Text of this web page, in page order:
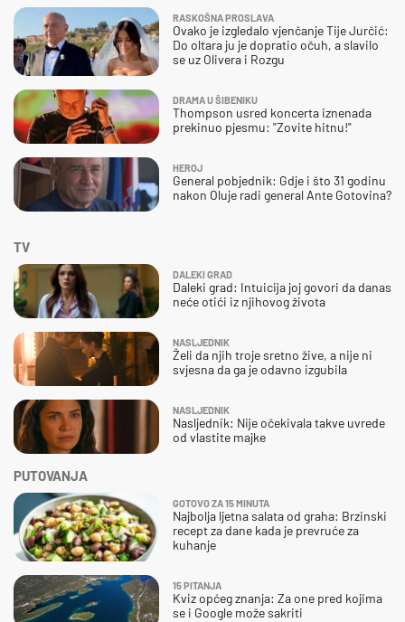
RASKOŠNA PROSLAVA
Ovako je izgledalo vjenčanje Tije Jurčić:
Do oltara ju je dopratio očuh, a slavilo
se uz Olivera i Rozgu
DRAMA U ŠIBENIKU
Thompson usred koncerta iznenada
prekinuo pjesmu: "Zovite hitnu!"
HEROJ
General pobjednik: Gdje i što 31 godinu
nakon Oluje radi general Ante Gotovina?
TV
DALEKI GRAD
Daleki grad: Intuicija joj govori da danas
neće otići iz njihovog života
NASLJEDNIK
Želi da njih troje sretno žive, a nije ni
svjesna da ga je odavno izgubila
NASLJEDNIK
Nasljednik: Nije očekivala takve uvrede
od vlastite majke
PUTOVANJA
GOTOVO ZA 15 MINUTA
Najbolja ljetna salata od graha: Brzinski
recept za dane kada je prevruće za
kuhanje
15 PITANJA
Kviz općeg znanja: Za one pred kojima
se i Google može sakriti